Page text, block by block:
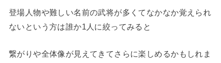
登場人物や難しい名前の武将が多くてなかなか覚えられ
ないという方は誰か1人に絞ってみると
繋がりや全体像が見えてきてさらに楽しめるかもしれま